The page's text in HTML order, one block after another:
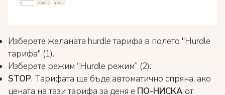
Изберете желаната hurdle тарифа в полето "Hurdle
тарифа" (1).
Изберете режим “Hurdle режим” (2):
STOP. Тарифата ще бъде автоматично спряна, ако
цената на тази тарифа за деня е ПО-НИСКА от